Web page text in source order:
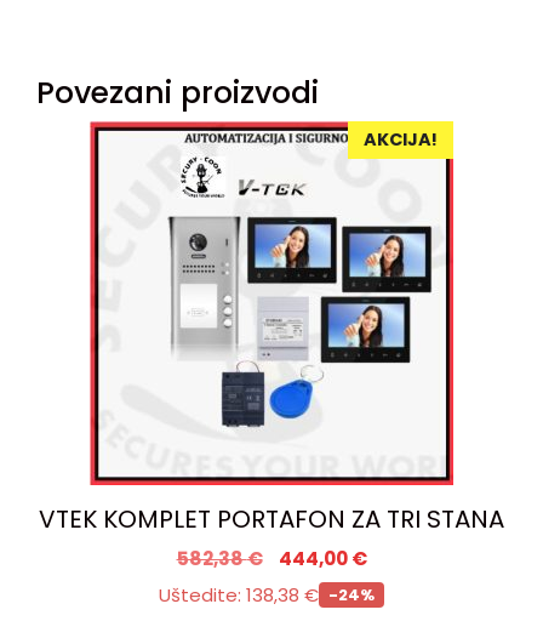
Povezani proizvodi
AKCIJA!
VTEK KOMPLET PORTAFON ZA TRI STANA
582,38€ 444,00€
Uštedite: 138,38 € -24%